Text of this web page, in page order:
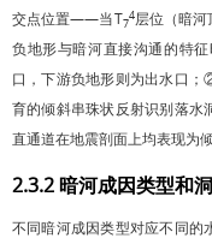
交点位置——当T7
4层位（暗河
负地形与暗河直接沟通的特
口，下游负地形则为出水口
育的倾斜串珠状反射识别落水
直通道在地震剖面上均表现为
2.3.2 暗河成因类型和
不同暗河成因类型对应不同的